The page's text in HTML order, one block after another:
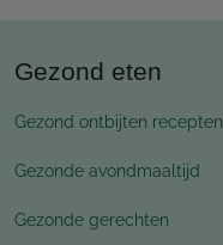
Gezond eten
Gezond ontbijten recepten
Gezonde avondmaaltijd
Gezonde gerechten